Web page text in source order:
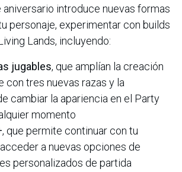
introduce nuevas formas
personaje, experimentar con builds
Lands, incluyendo:
jugables, que amplían la creación
con tres nuevas razas y la
cambiar la apariencia en el Party
momento
, que permite continuar con tu
a nuevas opciones de
personalizados de partida